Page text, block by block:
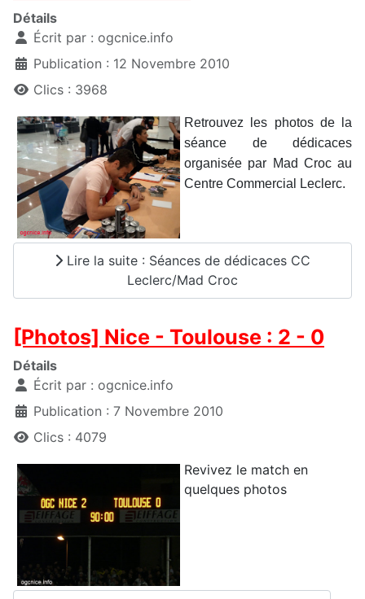
Détails
Écrit par : ogcnice.info
Publication : 12 Novembre 2010
Clics : 3968
Retrouvez les photos de la
séance de dédicaces
organisée par Mad Croc au
Centre Commercial Leclerc.
Lire la suite : Séances de dédicaces CC
Leclerc/Mad Croc
[Photos] Nice - Toulouse : 2 - 0
Détails
Écrit par : ogcnice.info
Publication : 7 Novembre 2010
Clics : 4079
Revivez le match en
quelques photos